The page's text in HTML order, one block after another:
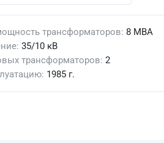
трансформаторов 8 МВА
35/10 кВ
трансформаторов 2
1985 г.